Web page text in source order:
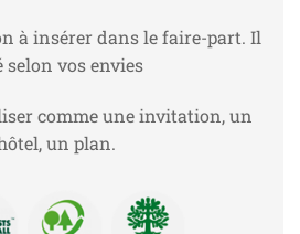
à insérer dans le faire-part. Il
vos envies
comme une invitation, un
un plan.